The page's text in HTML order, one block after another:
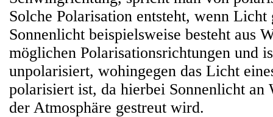
Solche Polarisation entsteht, wenn
Sonnenlicht beispielsweise besteht aus
möglichen Polarisationsrichtungen und
unpolarisiert, wohingegen das Licht
polarisiert ist, da hierbei Sonnenlicht an
der Atmosphäre gestreut wird.